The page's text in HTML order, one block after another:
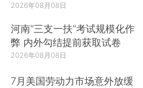
2026年08月08日
河南“三支一扶”考试规模化作
弊 内外勾结提前获取试卷
2026年08月08日
7月美国劳动力市场意外放缓